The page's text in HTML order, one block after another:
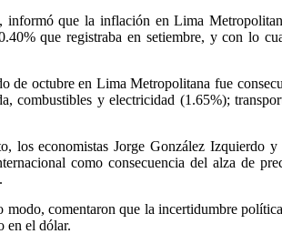
informó que la inflación en Lima
que registraba en setiembre, y con lo
de octubre en Lima Metropolitana fue
combustibles y electricidad (1.65%);
los economistas Jorge González Izquierdo
como consecuencia del alza de
modo, comentaron que la incertidumbre
en el dólar.